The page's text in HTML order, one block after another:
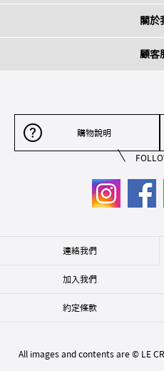
關於
顧客
購物說明
連絡我們
加入我們
約定條款
All images and contents are © LE